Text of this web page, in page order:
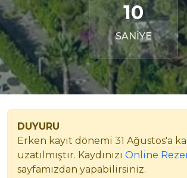
9
SANİYE
DUYURU
Erken kayıt dönemi 31 Ağustos'a
uzatılmıştır. Kaydınızı Online
sayfamızdan yapabilirsiniz.